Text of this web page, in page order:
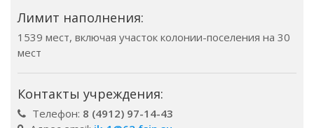
Лимит наполнения:
1539 мест, включая участок колонии-поселения на 30
мест
Контакты учреждения:
Телефон: 8 (4912) 97-14-43